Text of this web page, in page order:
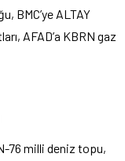
BMC’ye ALTAY
AFAD’a KBRN gaz
76 milli deniz topu,